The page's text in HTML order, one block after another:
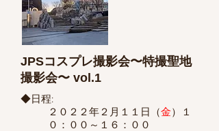
JPSコスプレ撮影会〜特撮聖地
撮影会〜 vol.1
◆日程:
​２０２２年２月１１日（金）１
０：００～１６：００